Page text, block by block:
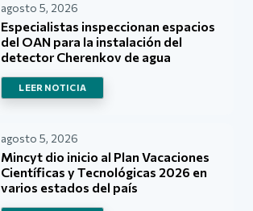
agosto 5, 2026
Especialistas inspeccionan espacios
del OAN para la instalación del
detector Cherenkov de agua
LEER NOTICIA
agosto 5, 2026
Mincyt dio inicio al Plan Vacaciones
Científicas y Tecnológicas 2026 en
varios estados del país